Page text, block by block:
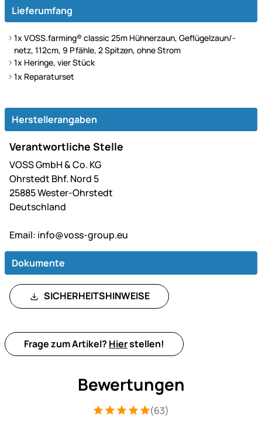
Lieferumfang
1x VOSS.farming® classic 25m Hühnerzaun, Geflügelzaun/-
netz, 112cm, 9 Pfähle, 2 Spitzen, ohne Strom
1x Heringe, vier Stück
1x Reparaturset
Herstellerangaben
Verantwortliche Stelle
VOSS GmbH & Co. KG
Ohrstedt Bhf. Nord 5
25885 Wester-Ohrstedt
Deutschland
Email: info@voss-group.eu
Dokumente
SICHERHEITSHINWEISE
Frage zum Artikel? Hierstellen!
Bewertungen
Bewertung: 5 von 5 (63 Bewertungen)
63 Bewertungen
(63)